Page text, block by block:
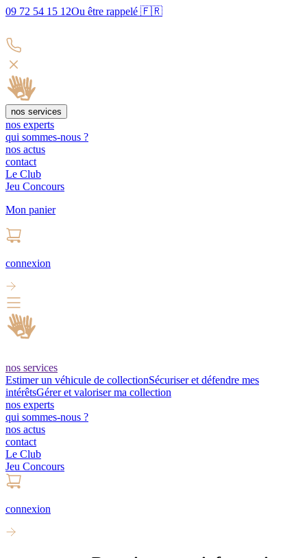
09 72 54 15 12Ou être rappelé 🇫🇷
nos services
nos experts
qui sommes-nous ?
nos actus
contact
Le Club
Jeu Concours
Mon panier
connexion
nos services
Estimer un véhicule de collectionSécuriser et défendre mes
intérêtsGérer et valoriser ma collection
nos experts
qui sommes-nous ?
nos actus
contact
Le Club
Jeu Concours
connexion